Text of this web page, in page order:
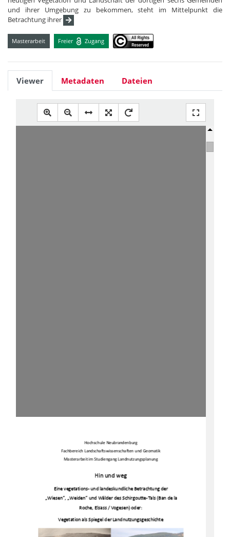
und ihrer Umgebung zu bekommen, steht im Mittelpunkt die
Betrachtung ihrer
Masterarbeit Freier Zugang
Viewer Metadaten Dateien
Hochschule Neubrandenburg
Fachbereich Landschaftswissenschaften und Geomatik
Masterarbeit im Studiengang Landnutzungsplanung
Hin und weg
Eine vegetations- und landeskundliche Betrachtung der
„Wiesen“, „Weiden“ und W‰lder des Schirgoutte-Tals (Ban de la
Roche, Elsass / Vogesen) oder:
Vegetation als Spiegel der Landnutzungsgeschichte